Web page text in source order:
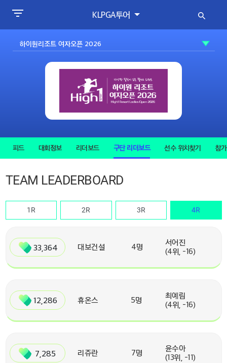
KLPGA투어
피드 대회정보 리더보드 구단 리더보드 선수 위치찾기 참
TEAM LEADERBOARD
1R 2R 3R 4R
33,364 대보건설 4명
서어진
(4위, -16)
12,286 휴온스 5명
최예림
(4위, -16)
7,285 리쥬란 7명
윤수아
(13위, -11)